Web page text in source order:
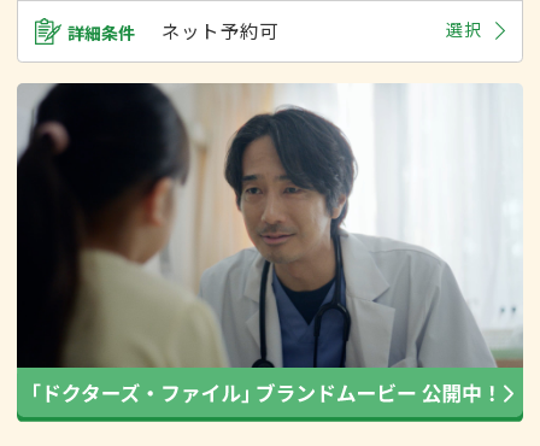
詳細条件 ネット予約可 選択